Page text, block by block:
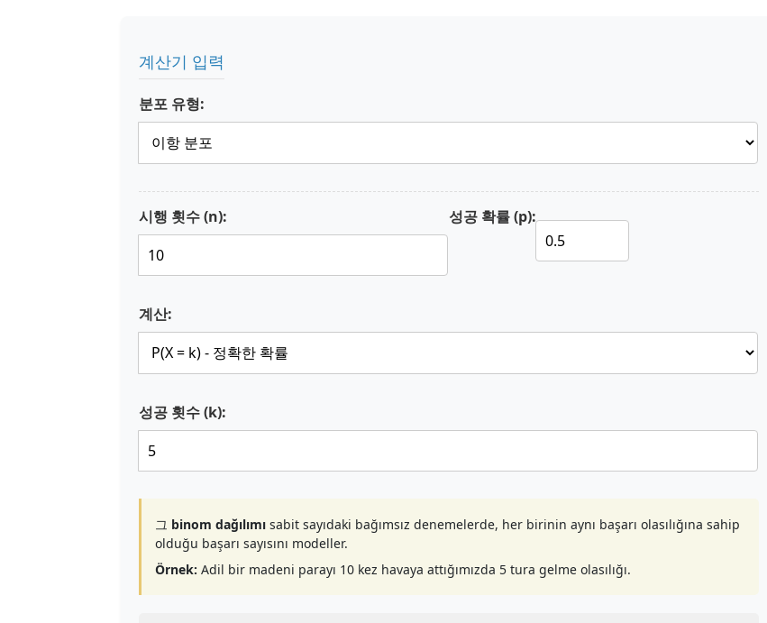
계산기 입력
분포 유형:
시행 횟수 (n): 성공 확률 (p):
계산:
성공 횟수 (k):
그 binom dağılımı sabit sayıdaki bağımsız denemelerde, her birinin aynı başarı olasılığına sahip
olduğu başarı sayısını modeller.
Örnek: Adil bir madeni parayı 10 kez havaya attığımızda 5 tura gelme olasılığı.